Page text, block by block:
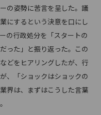
の姿勢に苦言を呈した。議
にするという決意を口にし
の行政処分を「スタートの
った」と振り返った。この
どをヒアリングしたが、行
、「ショックはショックの
界は、まずはこうした言葉